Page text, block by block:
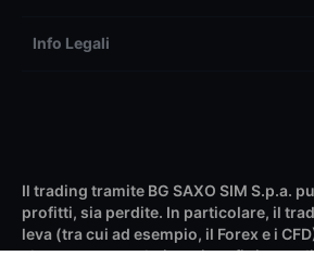
Info Legali
Il trading tramite BG SAXO SIM S.p.a.
profitti, sia perdite. In particolare, il
leva (tra cui ad esempio, il Forex e i
altamente speculativo e i profitti e